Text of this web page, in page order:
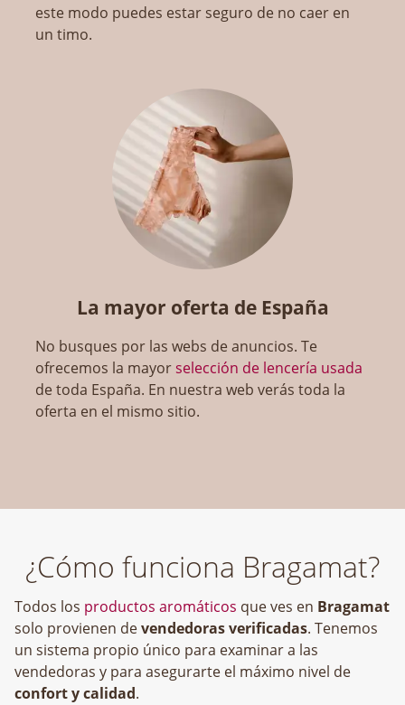
este modo puedes estar seguro de no caer en
un timo.
La mayor oferta de España
No busques por las webs de anuncios. Te
ofrecemos la mayorselección de lencería usada
de toda España. En nuestra web verás toda la
oferta en el mismo sitio.
¿Cómo funciona Bragamat?
Todos los productos aromáticos que ves en Bragamat
solo provienen devendedoras verificadas. Tenemos
un sistema propio único para examinar a las
vendedoras y para asegurarte el máximo nivel de
confort y calidad.